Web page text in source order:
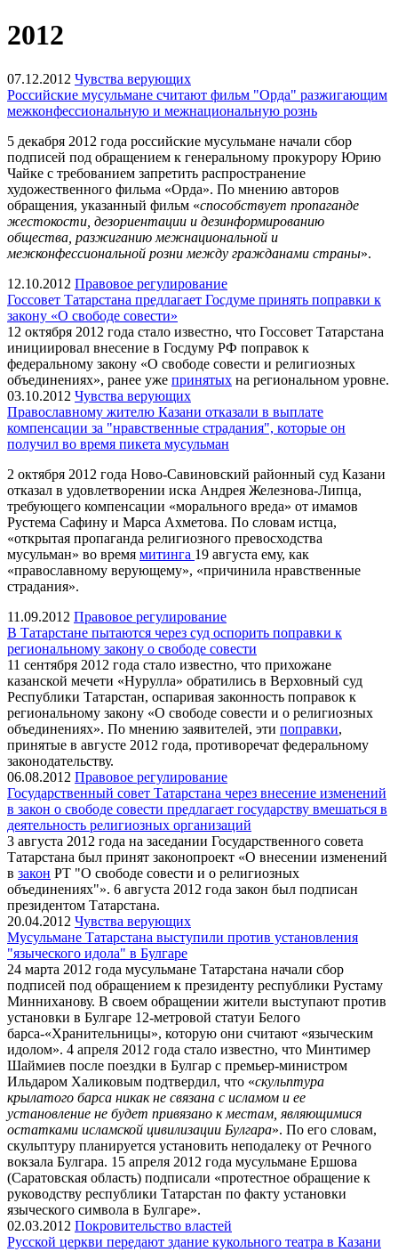
2012
07.12.2012 Чувства верующих
Российские мусульмане считают фильм "Орда" разжигающим
межконфессиональную и межнациональную рознь
5 декабря 2012 года российские мусульмане начали сбор
подписей под обращением к генеральному прокурору Юрию
Чайке с требованием запретить распространение
художественного фильма «Орда». По мнению авторов
обращения, указанный фильм «способствует пропаганде
жестокости, дезориентации и дезинформированию
общества, разжиганию межнациональной и
межконфессиональной розни между гражданами страны».
12.10.2012 Правовое регулирование
Госсовет Татарстана предлагает Госдуме принять поправки к
закону «О свободе совести»
12 октября 2012 года стало известно, что Госсовет Татарстана
инициировал внесение в Госдуму РФ поправок к
федеральному закону «О свободе совести и религиозных
объединениях», ранее уже принятых на региональном уровне.
03.10.2012 Чувства верующих
Православному жителю Казани отказали в выплате
компенсации за "нравственные страдания", которые он
получил во время пикета мусульман
2 октября 2012 года Ново-Савиновский районный суд Казани
отказал в удовлетворении иска Андрея Железнова-Липца,
требующего компенсации «морального вреда» от имамов
Рустема Сафину и Марса Ахметова. По словам истца,
«открытая пропаганда религиозного превосходства
мусульман» во время митинга 19 августа ему, как
«православному верующему», «причинила нравственные
страдания».
11.09.2012 Правовое регулирование
В Татарстане пытаются через суд оспорить поправки к
региональному закону о свободе совести
11 сентября 2012 года стало известно, что прихожане
казанской мечети «Нурулла» обратились в Верховный суд
Республики Татарстан, оспаривая законность поправок к
региональному закону «О свободе совести и о религиозных
объединениях». По мнению заявителей, эти поправки,
принятые в августе 2012 года, противоречат федеральному
законодательству.
06.08.2012 Правовое регулирование
Государственный совет Татарстана через внесение изменений
в закон о свободе совести предлагает государству вмешаться в
деятельность религиозных организаций
3 августа 2012 года на заседании Государственного совета
Татарстана был принят законопроект «О внесении изменений
в закон РТ "О свободе совести и о религиозных
объединениях"». 6 августа 2012 года закон был подписан
президентом Татарстана.
20.04.2012 Чувства верующих
Мусульмане Татарстана выступили против установления
"языческого идола" в Булгаре
24 марта 2012 года мусульмане Татарстана начали сбор
подписей под обращением к президенту республики Рустаму
Минниханову. В своем обращении жители выступают против
установки в Булгаре 12-метровой статуи Белого
барса-«Хранительницы», которую они считают «языческим
идолом». 4 апреля 2012 года стало известно, что Минтимер
Шаймиев после поездки в Булгар с премьер-министром
Ильдаром Халиковым подтвердил, что «скульптура
крылатого барса никак не связана с исламом и ее
установление не будет привязано к местам, являющимися
остатками исламской цивилизации Булгара». По его словам,
скульптуру планируется установить неподалеку от Речного
вокзала Булгара. 15 апреля 2012 года мусульмане Ершова
(Саратовская область) подписали «протестное обращение к
руководству республики Татарстан по факту установки
языческого символа в Булгаре».
02.03.2012 Покровительство властей
Русской церкви передают здание кукольного театра в Казани